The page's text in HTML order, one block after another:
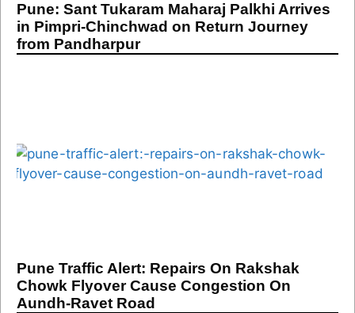
Pune: Sant Tukaram Maharaj Palkhi Arrives
in Pimpri-Chinchwad on Return Journey
from Pandharpur
Pune Traffic Alert: Repairs On Rakshak
Chowk Flyover Cause Congestion On
Aundh-Ravet Road